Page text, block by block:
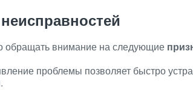
обращать внимание на следующие
проблемы позволяет быстро